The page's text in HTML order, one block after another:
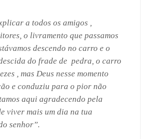
a todos os amigos ,
o livramento que passamos
descendo no carro e o
do frade de pedra, o carro
, mas Deus nesse momento
e conduziu para o pior não
aqui agradecendo pela
viver mais um dia na tua
senhor”.